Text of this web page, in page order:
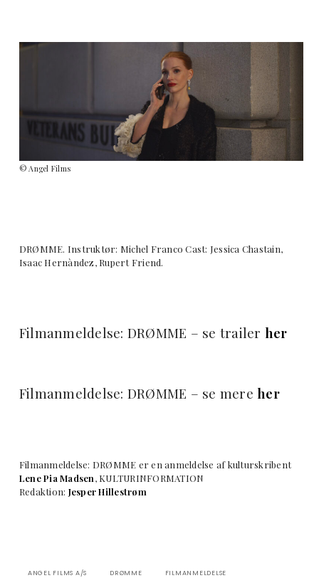
© Angel Films
DRØMME. Instruktør: Michel Franco Cast: Jessica Chastain,
Isaac Hernàndez, Rupert Friend.
Filmanmeldelse: DRØMME – se trailer her
Filmanmeldelse: DRØMME – se mereher
Filmanmeldelse: DRØMME er en anmeldelse af kulturskribent
Lene Pia Madsen, KULTURINFORMATION
Redaktion: Jesper Hillestrøm
ANGEL FILMS A/S DRØMME FILMANMELDELSE